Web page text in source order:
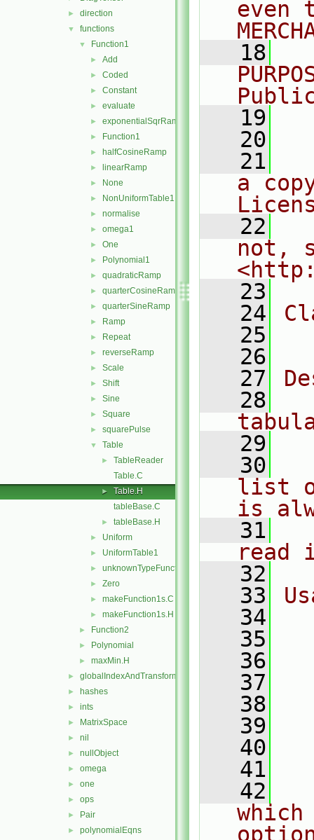
► direction
▼ functions
▼ Function1
► Add
► Coded
► Constant
► evaluate
► exponentialSqrRamp
► Function1
► halfCosineRamp
► linearRamp
► None
► NonUniformTable1
► normalise
► omega1
► One
► Polynomial1
► quadraticRamp
► quarterCosineRamp
► quarterSineRamp
► Ramp
► Repeat
► reverseRamp
► Scale
► Shift
► Sine
► Square
► squarePulse
▼ Table
►
TableReader
Table.C
►
Table.H
tableBase.C
► tableBase.H
► Uniform
► UniformTable1
► unknownTypeFunction1
► Zero
► makeFunction1s.C
► makeFunction1s.H
► Function2
► Polynomial
► maxMin.H
► globalIndexAndTransform
► hashes
► ints
► MatrixSpace
► nil
► nullObject
► omega
► one
► ops
► Pair
► polynomialEqns
even
   18
   19
   20
   21
a
   22
not,
   23
   24
   25
   26
   27
   28
   29
   30
list
is
   31
read
   32
   33
   34
   35
   36
   37
   38
   39
   40
   41
   42